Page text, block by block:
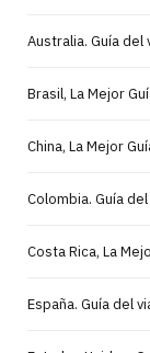
Australia. Guía
Brasil, La Mejor
China, La Mejor
Colombia. Guía
Costa Rica, La
España. Guía del